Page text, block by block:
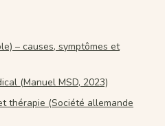
– causes, symptômes et
(Manuel MSD, 2023)
thérapie (Société allemande